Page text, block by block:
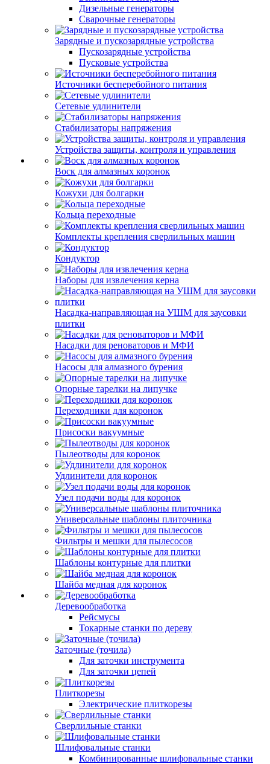
Дизельные генераторы
Сварочные генераторы
Зарядные и пускозарядные устройства
Пускозарядные устройства
Пусковые устройства
Источники бесперебойного питания
Сетевые удлинители
Стабилизаторы напряжения
Устройства защиты, контроля и управления
Воск для алмазных коронок
Кожухи для болгарки
Кольца переходные
Комплекты крепления сверлильных машин
Кондуктор
Наборы для извлечения керна
Насадка-направляющая на УШМ для заусовки
плитки
Насадки для реноваторов и МФИ
Насосы для алмазного бурения
Опорные тарелки на липучке
Переходники для коронок
Присоски вакуумные
Пылеотводы для коронок
Удлинители для коронок
Узел подачи воды для коронок
Универсальные шаблоны плиточника
Фильтры и мешки для пылесосов
Шаблоны контурные для плитки
Шайба медная для коронок
Деревообработка
Рейсмусы
Токарные станки по дереву
Заточные (точила)
Для заточки инструмента
Для заточки цепей
Плиткорезы
Электрические плиткорезы
Сверлильные станки
Шлифовальные станки
Комбинированные шлифовальные станки